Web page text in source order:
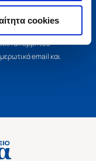
cookies
απορρήτου
email και